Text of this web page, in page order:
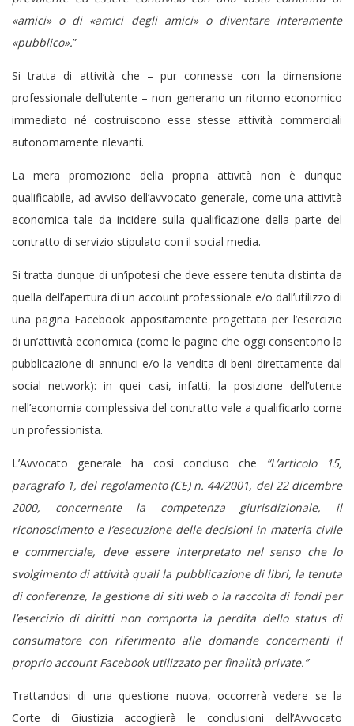
«amici» o di «amici degli amici» o diventare interamente
«pubblico».”
Si tratta di attività che – pur connesse con la dimensione
professionale dell’utente – non generano un ritorno economico
immediato né costruiscono esse stesse attività commerciali
autonomamente rilevanti.
La mera promozione della propria attività non è dunque
qualificabile, ad avviso dell’avvocato generale, come una attività
economica tale da incidere sulla qualificazione della parte del
contratto di servizio stipulato con il social media.
Si tratta dunque di un’ipotesi che deve essere tenuta distinta da
quella dell’apertura di un account professionale e/o dall’utilizzo di
una pagina Facebook appositamente progettata per l’esercizio
di un’attività economica (come le pagine che oggi consentono la
pubblicazione di annunci e/o la vendita di beni direttamente dal
social network): in quei casi, infatti, la posizione dell’utente
nell’economia complessiva del contratto vale a qualificarlo come
un professionista.
L’Avvocato generale ha così concluso che
“L’articolo 15,
paragrafo 1, del regolamento (CE) n. 44/2001, del 22 dicembre
2000, concernente la competenza giurisdizionale, il
riconoscimento e l’esecuzione delle decisioni in materia civile
e commerciale, deve essere interpretato nel senso che lo
svolgimento di attività quali la pubblicazione di libri, la tenuta
di conferenze, la gestione di siti web o la raccolta di fondi per
l’esercizio di diritti non comporta la perdita dello status di
consumatore con riferimento alle domande concernenti il
proprio account Facebook utilizzato per finalità private.”
Trattandosi di una questione nuova, occorrerà vedere se la
Corte di Giustizia accoglierà le conclusioni dell’Avvocato